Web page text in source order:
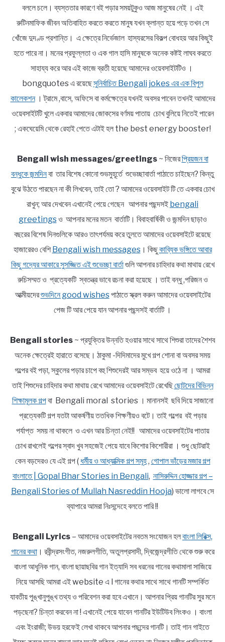
বললে চলে। ব্যস্ততার কারণে বই পড়ার সময়টুকুও আজ মানুষের নেই । এই
রুটিনমাফিক জীবন অতিবাহিত করতে করতে মানুষ যখন ক্লান্ত হয়ে পড়ে তখন সে
খোঁজে দুদণ্ড প্রশান্তি। এ ক্ষেত্রে নির্ভেজাল হাস্যরসের বিকল্প বোধহয় আর কিছুই
হতে পারে না। মনের প্রফুল্লতা ও এক গাল হাসি মানুষকে অনেক কষ্টই লাঘব করতে
সাহায্য করে আর এই কাজে ব্রতী হয়েছে আমাদের ওয়েবসাইটটিও ।
bongquotes এ রয়েছেসুনির্বাচিত Bengali jokes এর এক বিপুল
কালেকশন। ট্রামে ,বাসে, অফিসে বা কর্মক্ষেত্রে যখনই অবসর পাবেন তখনই আমাদের
ওয়েবসাইটটি খুলে একবার আমাদের জোকসের বর্ণময় পাতায় চোখ বুলিয়ে নিতেই পারেন
; একঘেয়েমি থেকে রেহাই পেতে এটাই হল the best energy booster!
Bengali wish messages/greetings~ নিজেরপ্রিয়জন বা
বন্ধুকে জন্মদিনবা তার বিশেষ কোনো শুভমুহূর্তে শুভেচ্ছাবার্তা পাঠাতে চাইছেন? কিন্তু
বুঝে উঠতে পারছেন না কী লিখবেন, তাই তো ? আমাদের ওয়েবসাইট টি তে একবার চোখ
রাখুন; আর দেখবেন এখানেই পেয়ে গেছেন আপনার পছন্দসই bengali
greetingsও আপনার মনের মতন বার্তাটি। বিবাহবার্ষিকী ও জন্মদিন ছাড়াও
বছরের বিশেষ দিনগুলিকে আরও তাৎপর্যময় করে তুলতে আমাদের ওয়েবসাইটে রয়েছে
হাজারেরও বেশিBengali wish messages। কিছুকাব্যিক ভঙ্গিতে আবার
কিছু গদ্যের আকারে সুসজ্জিত এই শুভেচ্ছা বার্তাগুলি আপনার চাহিদার কথা মাথায় রেখে
রুচিসম্মত ও প্রত্যেকটি স্বতন্ত্র ভাবে রচনা করা হয়েছে । তাই বন্ধু ,পরিজন ও
আত্মীয়দেরশুভদিনে good wishesপাঠাতে স্ক্রল করুন আমাদের ওয়েবসাইটের
পেজ টি আর পেয়ে যান আপনার পছন্দসই বার্তাটি ।
Bengali stories ~ প্রযুক্তির উন্নতি হওয়ার সাথে সাথে শিশুরা তাদের শৈশব
অনেক ক্ষেত্রেই হারাতে বসেছে। ঠাকুমা -দিদিমাদের মুখে গল্প শোনা বা অবসর সময়
গল্পের বই পড়া, স্কুলের পড়ার চাপে বহু শিশুদেরই আর সম্ভব হয়ে ওঠে না । আমরা
তাই শিশুদের চাহিদার কথা মাথায় রেখে আমাদের ওয়েবসাইটে রেখেছিছোটদের বিভিন্ন
শিক্ষামূলক গল্পবা Bengali moral stories । মানানসই ছবি দিয়ে সাজানো
প্রত্যেকটি গল্প যতটা আকর্ষণীয় ততধিক শিক্ষণীয়ও বটে। তাই গল্পের বই পড়ার
পর্যাপ্ত সময় না থাকলে ও এখন আর চিন্তা নেই!! আমাদের ওয়েবসাইটের পাতায়
চোখ রাখলেই গল্পের স্বাদ খুব সহজেই পেয়ে যাবে কিশোর কিশোরীরা । শুধু ছোটরাই
কেন বড়দেরও যে এই গল্প ( ধর্মীয় ও আধ্যাত্মিক গল্প সমূহ, গোপাল ভাঁড়ের মজার গল্প
বাংলাতে | Gopal Bhar Stories in Bengali, নাসিরুদ্দিন হোজ্জার গল্প –
Bengali Stories of Mullah Nasreddin Hooja) ভালো লাগবে সে
ব্যাপারে আমরা নিঃসন্দেহে বলতে পারি !!
Bengali Lyrics – আমাদের ওয়েবসাইটের নবতম সংযোজন হলবাংলা লিরিক্স,
গানের কথা। রবীন্দ্রসংগীত, নজরুলগীতি, অতুলপ্রসাদী, দ্বিজেন্দ্রগীতি থেকে শুরু করে
বাংলা আধুনিক গান, বাংলা ছায়াছবির গান ইত্যাদি সব ধরনের গানের কথামালা সাজিয়ে
নিয়ে আসছি আমরা এই website এ l গানের কথার সাথে সাথে গানটি সম্পর্কিত
যাবতীয় পুঙ্খানুপুঙ্খ তথ্য ও পরিবেশন করা হবে এখানে। আপনার প্রিয় গানটির সুর মনে
পড়ছেনা? চিন্তা করবেন না ! এখানেই পেয়ে যাবেন গানটির ইউটিউব লিংকও । বাংলা
এবং ইংরাজী; উভয় হরফেই লেখা থাকবে আপনার পছন্দের গানটি। তাই গান গাইতে